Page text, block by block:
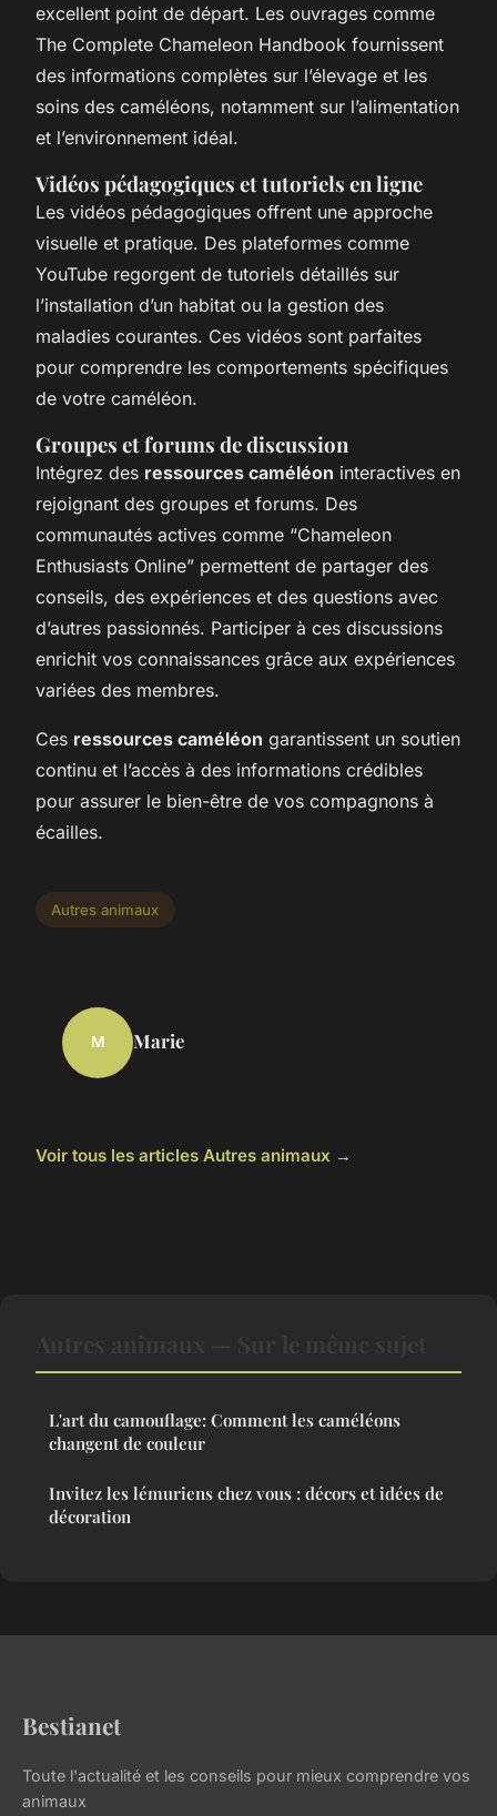
excellent point de départ. Les ouvrages comme
The Complete Chameleon Handbook fournissent
des informations complètes sur l’élevage et les
soins des caméléons, notamment sur l’alimentation
et l’environnement idéal.
Vidéos pédagogiques et tutoriels en ligne
Les vidéos pédagogiques offrent une approche
visuelle et pratique. Des plateformes comme
YouTube regorgent de tutoriels détaillés sur
l’installation d’un habitat ou la gestion des
maladies courantes. Ces vidéos sont parfaites
pour comprendre les comportements spécifiques
de votre caméléon.
Groupes et forums de discussion
Intégrez des ressources caméléon interactives en
rejoignant des groupes et forums. Des
communautés actives comme “Chameleon
Enthusiasts Online” permettent de partager des
conseils, des expériences et des questions avec
d’autres passionnés. Participer à ces discussions
enrichit vos connaissances grâce aux expériences
variées des membres.
Ces ressources caméléon garantissent un soutien
continu et l’accès à des informations crédibles
pour assurer le bien-être de vos compagnons à
écailles.
Autres animaux
M Marie
Voir tous les articles Autres animaux →
L'art du camouflage: Comment les caméléons
changent de couleur
Invitez les lémuriens chez vous : décors et idées de
décoration
Bestianet
Toute l'actualité et les conseils pour mieux comprendre vos
animaux